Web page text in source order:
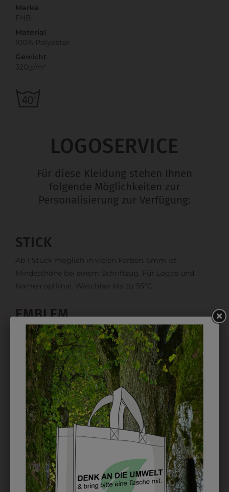
Marke
FHB
Material
100% Polyester
Gewicht
320g/m²
LOGOSERVICE
Für diese Kleidung stehen Ihnen
folgende Möglichkeiten zur
Personalisierung zur Verfügung:
STICK
Ab 1 Stück möglich in vielen Farben. 5mm ist
Mindesthöhe bei einem Schriftzug. Für Logos und
Namen optimal. Waschbar bis zu 95°C.
EMBLEM
Kann gestickt oder bedruckt werden. Sehr vielseitig
einsetzbar und beim Sticken wieder ab 1 Stück
möglich.
DRUCK
Perfekt für große Logos und für kleine Details, jedoch
kostet jede Farbe extra und ist erst ab 12 Stück
möglich. Waschbar bis zu 60°C.